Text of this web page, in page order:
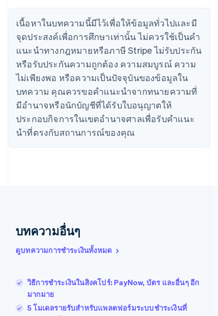
เนื้อหาในบทความนี้มีไว้เพื่อให้ข้อมูลทั่วไปและมี
จุดประสงค์เพื่อการศึกษาเท่านั้น ไม่ควรใช้เป็นคํา
แนะนําทางกฎหมายหรือภาษี Stripe ไม่รับประกัน
หรือรับประกันความถูกต้อง ความสมบูรณ์ ความ
ไม่เพียงพอ หรือความเป็นปัจจุบันของข้อมูลใน
บทความ คุณควรขอคําแนะนําจากทนายความที่
มีอํานาจหรือนักบัญชีที่ได้รับใบอนุญาตให้
ประกอบกิจการในเขตอํานาจศาลเพื่อรับคําแนะ
นําที่ตรงกับสถานการณ์ของคุณ
บทความอื่นๆ
ดูบทความการชำระเงินทั้งหมด
วิธีการชำระเงินในสิงคโปร์: PayNow, บัตร และอื่นๆ อีก
มากมาย
5 โมเดลรายรับสำหรับแพลตฟอร์มระบบชำระเงินที่
โครเอเชีย
จีนแผ่นดินใหญ่
简体中文English
ไซปรัส
English
ญี่ปุ่น
日本語 English
เดนมาร์ก
English
ไทย
นอร์เวย์
English
NederlandsFrançais
Português English
ฝรั่งเศส
FrançaisEnglish
ฟินแลนด์
EnglishSvenska